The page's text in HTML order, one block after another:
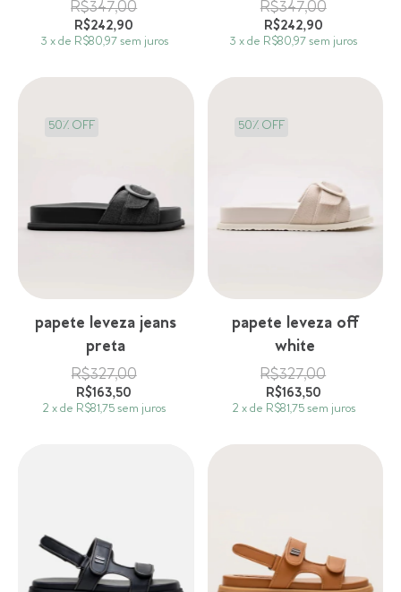
R$347,00
R$242,90
3 x de R$80,97 sem juros
R$347,00
R$242,90
3 xde R$80,97 sem juros
50% OFF
papete leveza jeans
preta
R$327,00
R$163,50
2 xde R$81,75 sem juros
50% OFF
papete leveza off
white
R$327,00
R$163,50
2 x de R$81,75 sem juros